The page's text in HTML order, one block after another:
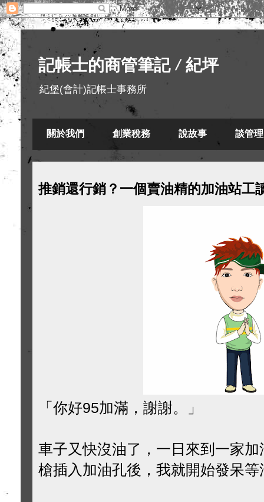
記帳士的商管筆記 / 紀坪
紀堡(會計)記帳士事務所
關於我們 創業稅務 說故事 談管理
推銷還行銷？一個賣油精的加油站工
「你好95加滿，謝謝。」
車子又快沒油了，一日來到一家
槍插入加油孔後，我就開始發呆等